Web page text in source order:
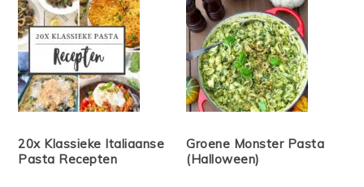
20x Klassieke Italiaanse
Pasta Recepten
Groene Monster Pasta
(Halloween)